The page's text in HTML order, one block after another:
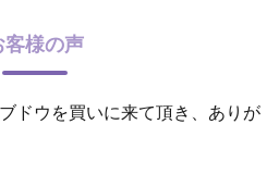
客様の声
ドウを買いに来て頂き、ありが